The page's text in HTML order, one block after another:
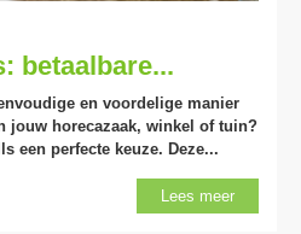
betaalbare...
en voordelige manier
jouw horecazaak, winkel of tuin?
een perfecte keuze. Deze...
Lees meer